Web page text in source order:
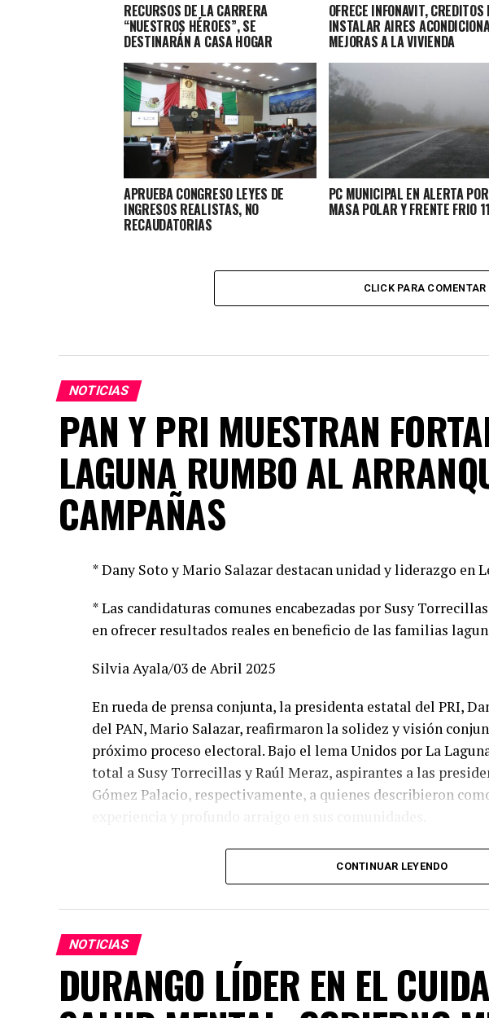
RECURSOS DE LA CARRERA
“NUESTROS HÉROES”, SE
DESTINARÁN A CASA HOGAR
OFRECE INFONAVIT, CREDITOS
INSTALAR AIRES
MEJORAS A LA VIVIENDA
APRUEBA CONGRESO LEYES DE
INGRESOS REALISTAS, NO
RECAUDATORIAS
PC MUNICIPAL EN ALERTA POR
MASA POLAR Y FRENTE FRIO 11
CLICK PARA COMENTAR
NOTICIAS
PAN Y PRI MUESTRAN
LAGUNA RUMBO AL
CAMPAÑAS
* Dany Soto y Mario Salazar destacan unidad y liderazgo en
* Las candidaturas comunes encabezadas por Susy
en ofrecer resultados reales en beneficio de las familias
Silvia Ayala/03 de Abril 2025
En rueda de prensa conjunta, la presidenta estatal del PRI,
del PAN, Mario Salazar, reafirmaron la solidez y visión
próximo proceso electoral. Bajo el lema Unidos por La
total a Susy Torrecillas y Raúl Meraz, aspirantes a las
Gómez Palacio, respectivamente, a quienes describieron
Dany Soto aseguró que la alianza entre PRI y PAN no
seguros de que vamos con las y los mejores”, enfatizó,
común demuestra la convicción de ofrecer gobiernos
hombres de trayectoria probada, leales y comprometidos
CONTINUAR LEYENDO
NOTICIAS
DURANGO LÍDER EN EL